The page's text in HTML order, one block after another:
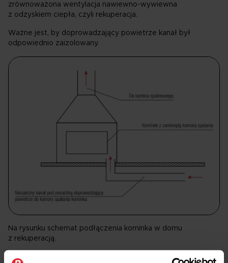
zrównoważona wentylacja nawiewno-wywiewna
z odzyskiem ciepła, czyli rekuperacja.
Ważne jest, by doprowadzający powietrze kanał był
odpowiednio zaizolowany.
Na rysunku schemat podłączenia kominka w domu
z rekuperacją.
Wszystkie inne instalacje w domu: wod-kan, elektyka,